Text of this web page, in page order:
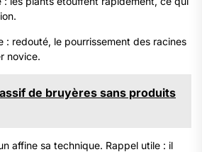
: redouté, le pourrissement des racines
novice.
de bruyères sans produits
affine sa technique. Rappel utile : il